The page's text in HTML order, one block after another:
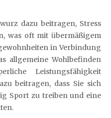
dazu beitragen, Stress
was oft mit übermäßigem
in Verbindung
allgemeine Wohlbefinden
Leistungsfähigkeit
beitragen, dass Sie sich
Sport zu treiben und eine